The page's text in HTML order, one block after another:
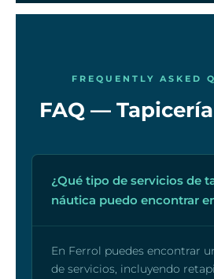
FREQUENTLY ASKED
FAQ —
¿Qué tipo de servicios de
náutica puedo encontrar
En Ferrol puedes encontrar
de servicios, incluyendo